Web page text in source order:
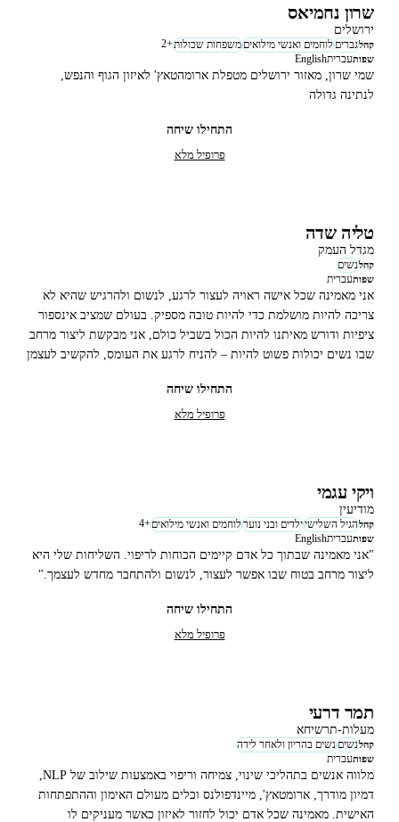
שרון נחמיאס
ירושלים
קהלגבריםלוחמים ואנשי מילואיםמשפחות שכולות+
2
שפותעבריתEnglish
שמי שרון, מאזור ירושלים מטפלת ארומהטאץ' לאיזון הגוף והנפש,
לנתינה גדולה
התחילו שיחה
פרופיל מלא
טליה שדה
מגדל העמק
קהלנשים
שפותעברית
אני מאמינה שכל אישה ראויה לעצור לרגע, לנשום ולהרגיש שהיא לא
צריכה להיות מושלמת כדי להיות טובה מספיק. בעולם שמציב אינספור
ציפיות ודורש מאיתנו להיות הכול בשביל כולם, אני מבקשת ליצור מרחב
שבו נשים יכולות פשוט להיות – להניח לרגע את העומס, להקשיב לעצמן
התחילו שיחה
פרופיל מלא
ויקי עגמי
מודיעין
קהלהגיל השלישיילדים ובני נוערלוחמים ואנשי מילואים+
4
שפותעבריתEnglish
"אני מאמינה שבתוך כל אדם קיימים הכוחות לריפוי. השליחות שלי היא
ליצור מרחב בטוח שבו אפשר לעצור, לנשום ולהתחבר מחדש לעצמך."
התחילו שיחה
פרופיל מלא
תמר דרעי
מעלות-תרשיחא
קהלנשיםנשים בהריון ולאחר לידה
שפותעברית
דמיון מודרך, ארומטאץ', מיינדפולנס וכלים מעולם האימון וההתפתחות
האישית. מאמינה שכל אדם יכול לחזור לאיזון כאשר מעניקים לו